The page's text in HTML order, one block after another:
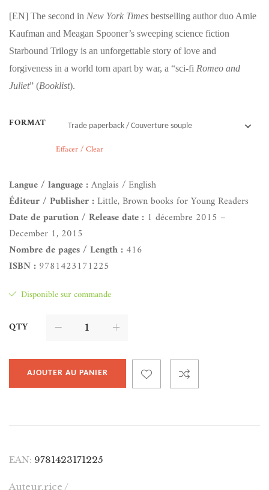
[EN] The second in New York Times bestselling author duo Amie
Kaufman and Meagan Spooner’s sweeping science fiction
Starbound Trilogy is an unforgettable story of love and
forgiveness in a world torn apart by war, a “sci-fi Romeo and
Juliet” (Booklist).
FORMAT
Effacer / Clear
Langue / language :Anglais / English
Éditeur / Publisher : Little, Brown books for Young Readers
Date de parution / Release date : 1 décembre 2015 –
December 1, 2015
Nombre de pages / Length : 416
ISBN : 9781423171225
Disponible sur commande
QTY
AJOUTER AU PANIER
EAN: 9781423171225
Auteur.rice /